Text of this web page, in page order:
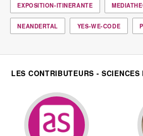
EXPOSITION-ITINERANTE
NEANDERTAL YES-WE-CODE
LES CONTRIBUTEURS - SCIENCES